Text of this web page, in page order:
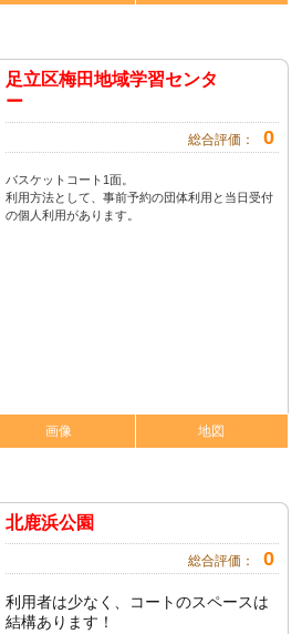
足立区梅田地域学習センタ
ー
総合評価： 0
バスケットコート1面。
利用方法として、事前予約の団体利用と当日受付
の個人利用があります。
画像 地図
北鹿浜公園
総合評価： 0
利用者は少なく、コートのスペースは
結構あります！